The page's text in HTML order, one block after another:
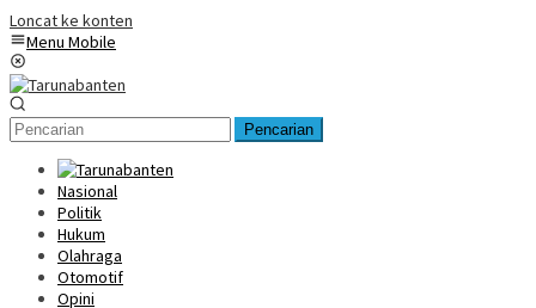
Loncat ke konten
Menu Mobile
Pencarian
Nasional
Politik
Hukum
Olahraga
Otomotif
Opini